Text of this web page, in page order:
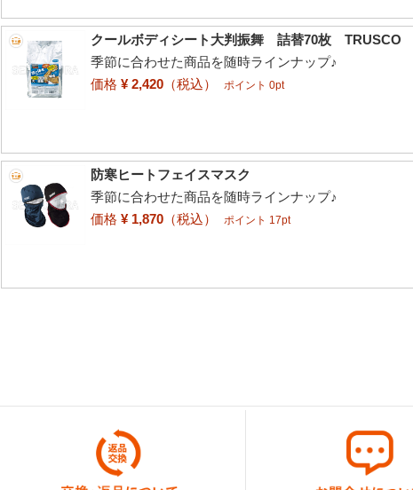
クールボディシート大判振舞 詰替70枚 TRUSCO
季節に合わせた商品を随時ラインナップ♪
価格 ¥ 2,420 （税込） ポイント 0pt
防寒ヒートフェイスマスク
季節に合わせた商品を随時ラインナップ♪
価格 ¥ 1,870 （税込） ポイント 17pt